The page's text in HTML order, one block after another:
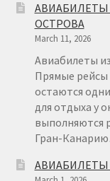
АВИАБИЛЕТЫ
ОСТРОВА
March 11, 2026
Авиабилеты
Прямые рейсы
остаются
для отдыха у
выполняются
Гран-
АВИАБИЛЕТЫ